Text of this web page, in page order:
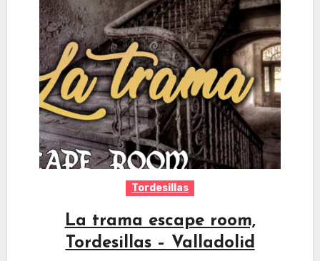
Tordesillas
La trama escape room,
Tordesillas – Valladolid